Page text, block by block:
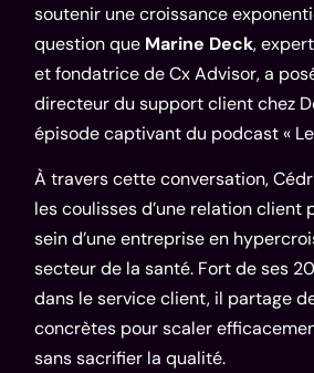
soutenir une croissance
question que Marine Deck,
et fondatrice de Cx Advisor, a
directeur du support client chez
épisode captivant du podcast «
À travers cette conversation,
les coulisses d’une relation client
sein d’une entreprise en
secteur de la santé. Fort de ses
dans le service client, il partage
concrètes pour scaler
sans sacrifier la qualité.